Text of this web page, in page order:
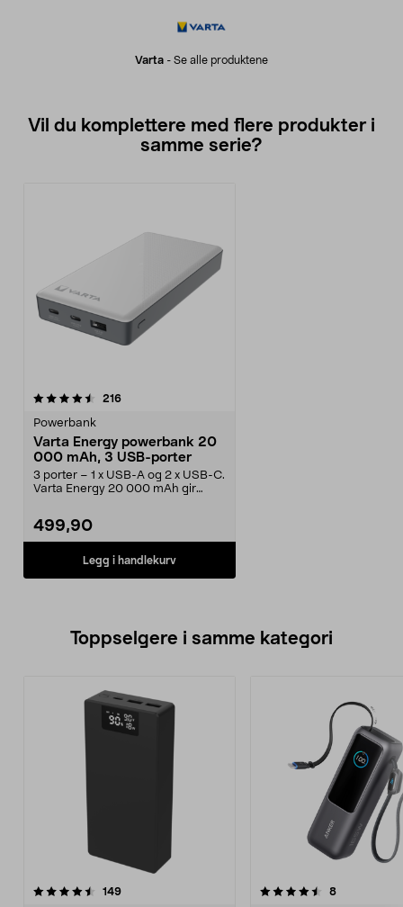
Varta - Se alle produktene
Vil du komplettere med flere produkter i
samme serie?
216anmeldelser
Powerbank
Varta Energy powerbank 20
000 mAh, 3 USB-porter
3 porter – 1 x USB-A og 2 x USB-C.
Varta Energy 20 000 mAh gir
499,90
Legg i handlekurv
Toppselgere i samme kategori
149anmeldelser
4.5 av 5 stjerner 8anmeldelser
4.5 av 5 stjerner